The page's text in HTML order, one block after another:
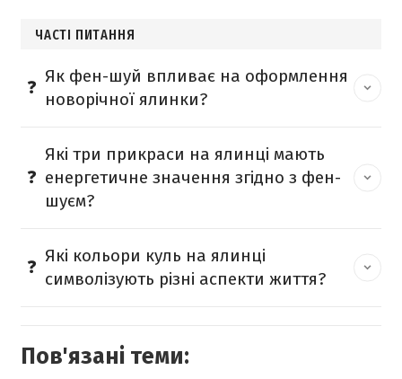
ЧАСТІ ПИТАННЯ
Як фен-шуй впливає на оформлення
новорічної ялинки?
Які три прикраси на ялинці мають
енергетичне значення згідно з фен-
шуєм?
Які кольори куль на ялинці
символізують різні аспекти життя?
Пов'язані теми: